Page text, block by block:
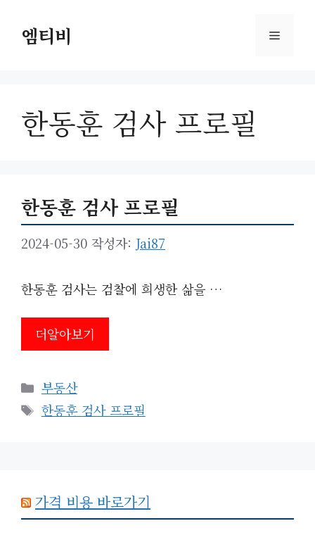
엠티비 메
한동훈 검사 프로필
한동훈 검사 프로필
2024-05-30 작성자: Jai87
한동훈 검사는 검찰에 희생한 삶을 …
더알아보기
카
테
고
부동산
태
한동훈 검사 프로필
가격 비용 바로가기